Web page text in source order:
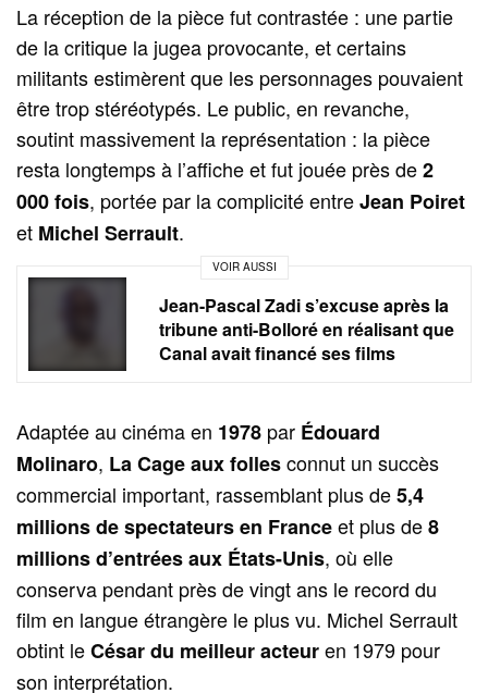
La réception de la pièce fut contrastée : une partie
de la critique la jugea provocante, et certains
militants estimèrent que les personnages pouvaient
être trop stéréotypés. Le public, en revanche,
soutint massivement la représentation : la pièce
resta longtemps à l’affiche et fut jouée près de2
000 fois, portée par la complicité entreJean Poiret
et Michel Serrault.
VOIR AUSSI
Jean-Pascal Zadi s’excuse après la
tribune anti-Bolloré en réalisant que
Canal avait financé ses films
Adaptée au cinéma en 1978 par Édouard
Molinaro, La Cage aux follesconnut un succès
commercial important, rassemblant plus de5,4
millions de spectateurs en Franceet plus de8
millions d’entrées aux États-Unis, où elle
conserva pendant près de vingt ans le record du
film en langue étrangère le plus vu. Michel Serrault
obtint leCésar du meilleur acteuren 1979 pour
son interprétation.